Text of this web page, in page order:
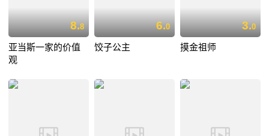
8.8
亚当斯一家的价值
观
6.0
饺子公主
3.0
摸金祖师